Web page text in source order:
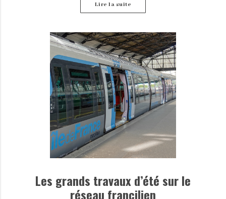
Lire la suite
Les grands travaux d’été sur le
réseau francilien